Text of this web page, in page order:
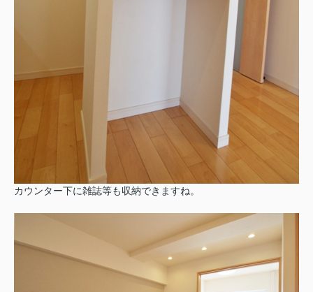
カウンター下に雑誌等も収納できますね。